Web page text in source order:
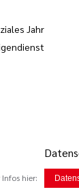
Jahr
hier: